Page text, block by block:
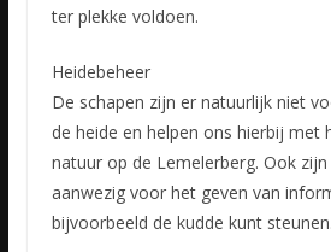
ter plekke voldoen.
Heidebeheer
De schapen zijn er natuurlijk niet
de heide en helpen ons hierbij met
natuur op de Lemelerberg. Ook
aanwezig voor het geven van
bijvoorbeeld de kudde kunt steunen.